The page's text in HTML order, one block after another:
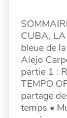
CUBA,
bleue de
Alejo
partie 1 :
TEMPO
partage
temps •